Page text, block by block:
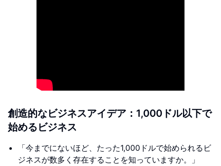
創造的なビジネスアイデア：1,000ドル以下で
始めるビジネス
「今までにないほど、たった1,000ドルで始められるビ
ジネスが数多く存在することを知っていますか。」